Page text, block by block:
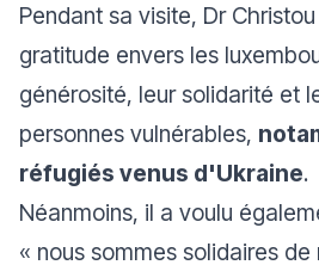
Pendant sa visite, Dr
gratitude envers les
générosité, leur solidarité et
personnes vulnérables,
réfugiés venus d'Ukraine.
Néanmoins, il a voulu
« nous sommes solidaires